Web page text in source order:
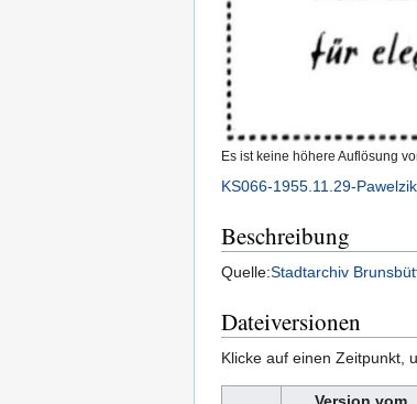
Es ist keine höhere Auflösung
KS066-1955.11.29-
Beschreibung
Quelle:Stadtarchiv
Dateiversionen
Klicke auf einen Zeitpunkt,